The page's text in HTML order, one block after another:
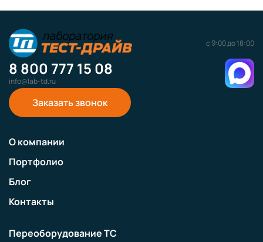
с 9:00 до 18:00
8 800 777 15 08
info@lab-td.ru
Заказать звонок
О компании
Портфолио
Блог
Контакты
Переоборудование ТС